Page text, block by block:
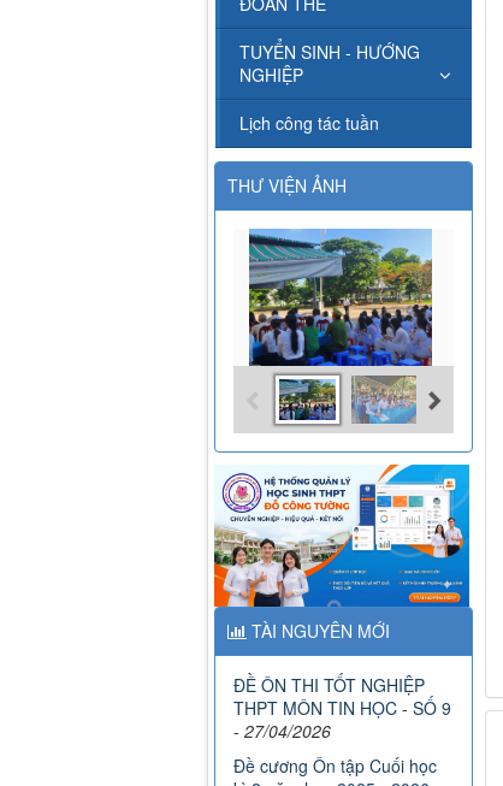
TUYỂN SINH - HƯỚNG
NGHIỆP
Lịch công tác tuần
THƯ VIỆN ẢNH
TÀI NGUYÊN MỚI
ĐỀ ÔN THI TỐT NGHIỆP
THPT MÔN TIN HỌC - SỐ 9
- 27/04/2026
Đề cương Ôn tập Cuối học